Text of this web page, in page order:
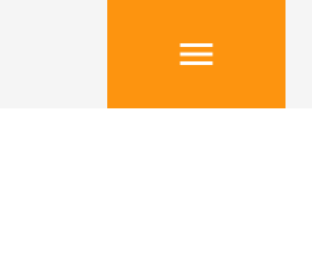
menu